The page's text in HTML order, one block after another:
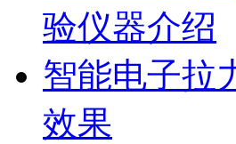
验仪器介绍
智能电子拉
效果